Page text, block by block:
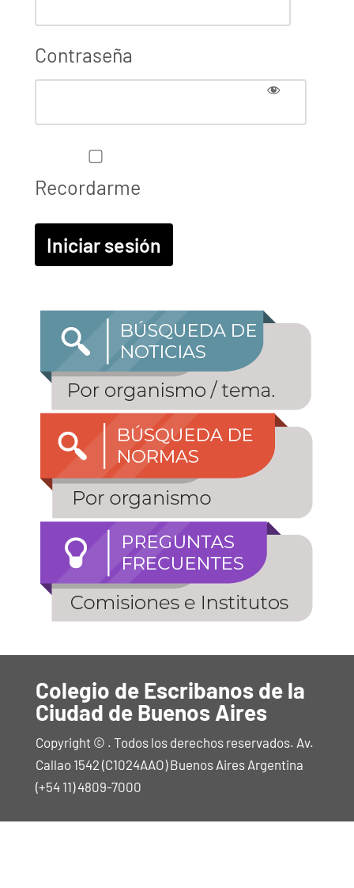
Contraseña
Recordarme
Colegio de Escribanos de la
Ciudad de Buenos Aires
Copyright © . Todos los derechos reservados. Av.
Callao 1542 (C1024AAO) Buenos Aires Argentina
(+54 11) 4809-7000